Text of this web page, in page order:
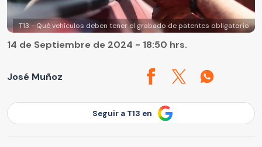
T13 - Qué vehículos deben tener el grabado de patentes obligatorio
José Muñoz
14 de Septiembre de 2024 - 18:50 hrs.
Seguir a T13 en